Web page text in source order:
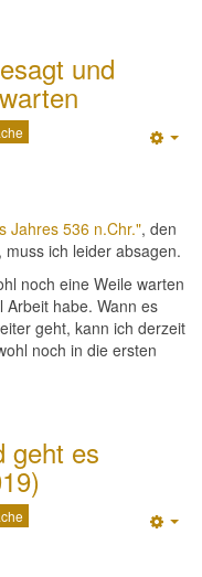
und
Jahres 536 n.Chr.", den
ich leider absagen.
noch eine Weile warten
Arbeit habe. Wann es
geht, kann ich derzeit
noch in die ersten
geht es